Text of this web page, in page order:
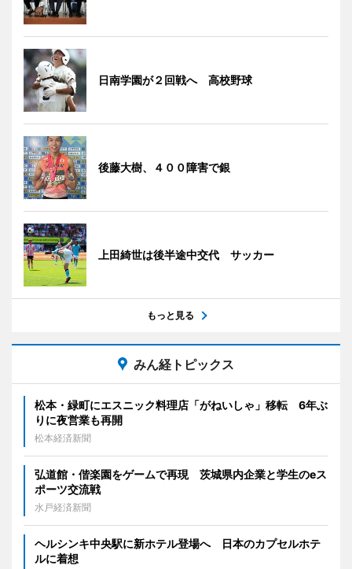
日南学園が２回戦へ 高校野球
後藤大樹、４００障害で銀
上田綺世は後半途中交代 サッカー
もっと見る
みん経トピックス
松本・緑町にエスニック料理店「がねいしゃ」移転 6年ぶ
りに夜営業も再開
松本経済新聞
弘道館・偕楽園をゲームで再現 茨城県内企業と学生のeス
ポーツ交流戦
水戸経済新聞
ヘルシンキ中央駅に新ホテル登場へ 日本のカプセルホテ
ルに着想